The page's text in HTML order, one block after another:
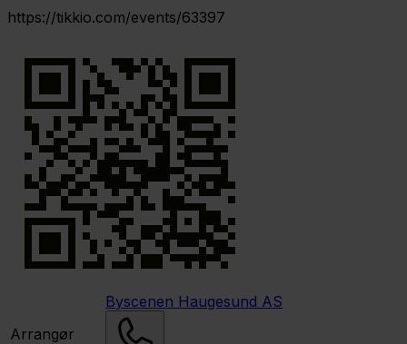
https://tikkio.com/events/63397
Arrangør
Byscenen Haugesund AS